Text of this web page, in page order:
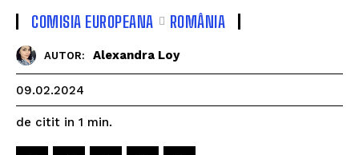
COMISIA EUROPEANA ROMÂNIA
AUTOR: Alexandra Loy
09.02.2024
de citit in 1 min.